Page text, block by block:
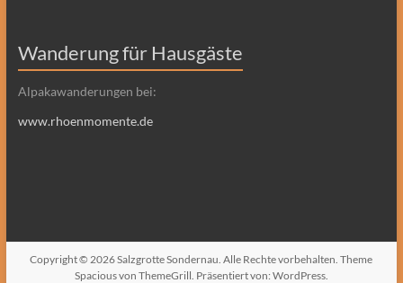
Wanderung für Hausgäste
Alpakawanderungen bei:
www.rhoenmomente.de
Copyright © 2026Salzgrotte Sondernau. Alle Rechte vorbehalten. Theme
Spaciousvon ThemeGrill. Präsentiert von: WordPress.